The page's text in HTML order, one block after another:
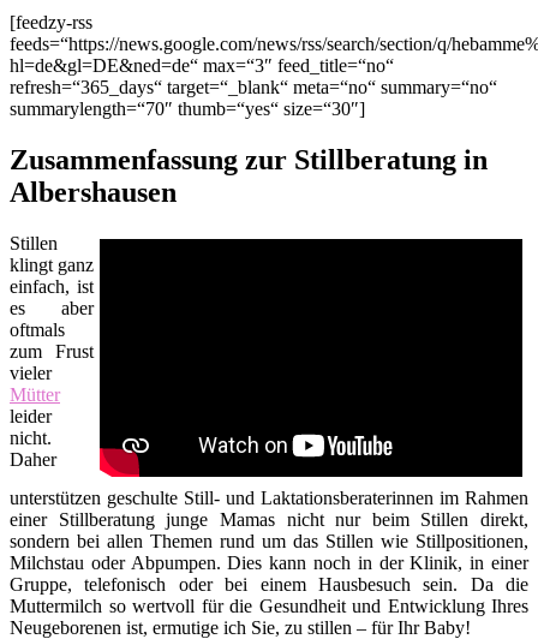
[feedzy-rss
feeds=“https://news.google.com/news/rss/search/section/q/
hl=de&gl=DE&ned=de“ max=“3″ feed_title=“no“
refresh=“365_days“ target=“_blank“ meta=“no“ summary=“no“
summarylength=“70″ thumb=“yes“ size=“30″]
Zusammenfassung zur Stillberatung in
Albershausen
Stillen
klingt ganz
einfach, ist
es aber
oftmals
zum Frust
vieler
Mütter
leider
nicht.
Daher
unterstützen geschulte Still- und Laktationsberaterinnen im Rahmen
einer Stillberatung junge Mamas nicht nur beim Stillen direkt,
sondern bei allen Themen rund um das Stillen wie Stillpositionen,
Milchstau oder Abpumpen. Dies kann noch in der Klinik, in einer
Gruppe, telefonisch oder bei einem Hausbesuch sein. Da die
Muttermilch so wertvoll für die Gesundheit und Entwicklung Ihres
Neugeborenen ist, ermutige ich Sie, zu stillen – für Ihr Baby!